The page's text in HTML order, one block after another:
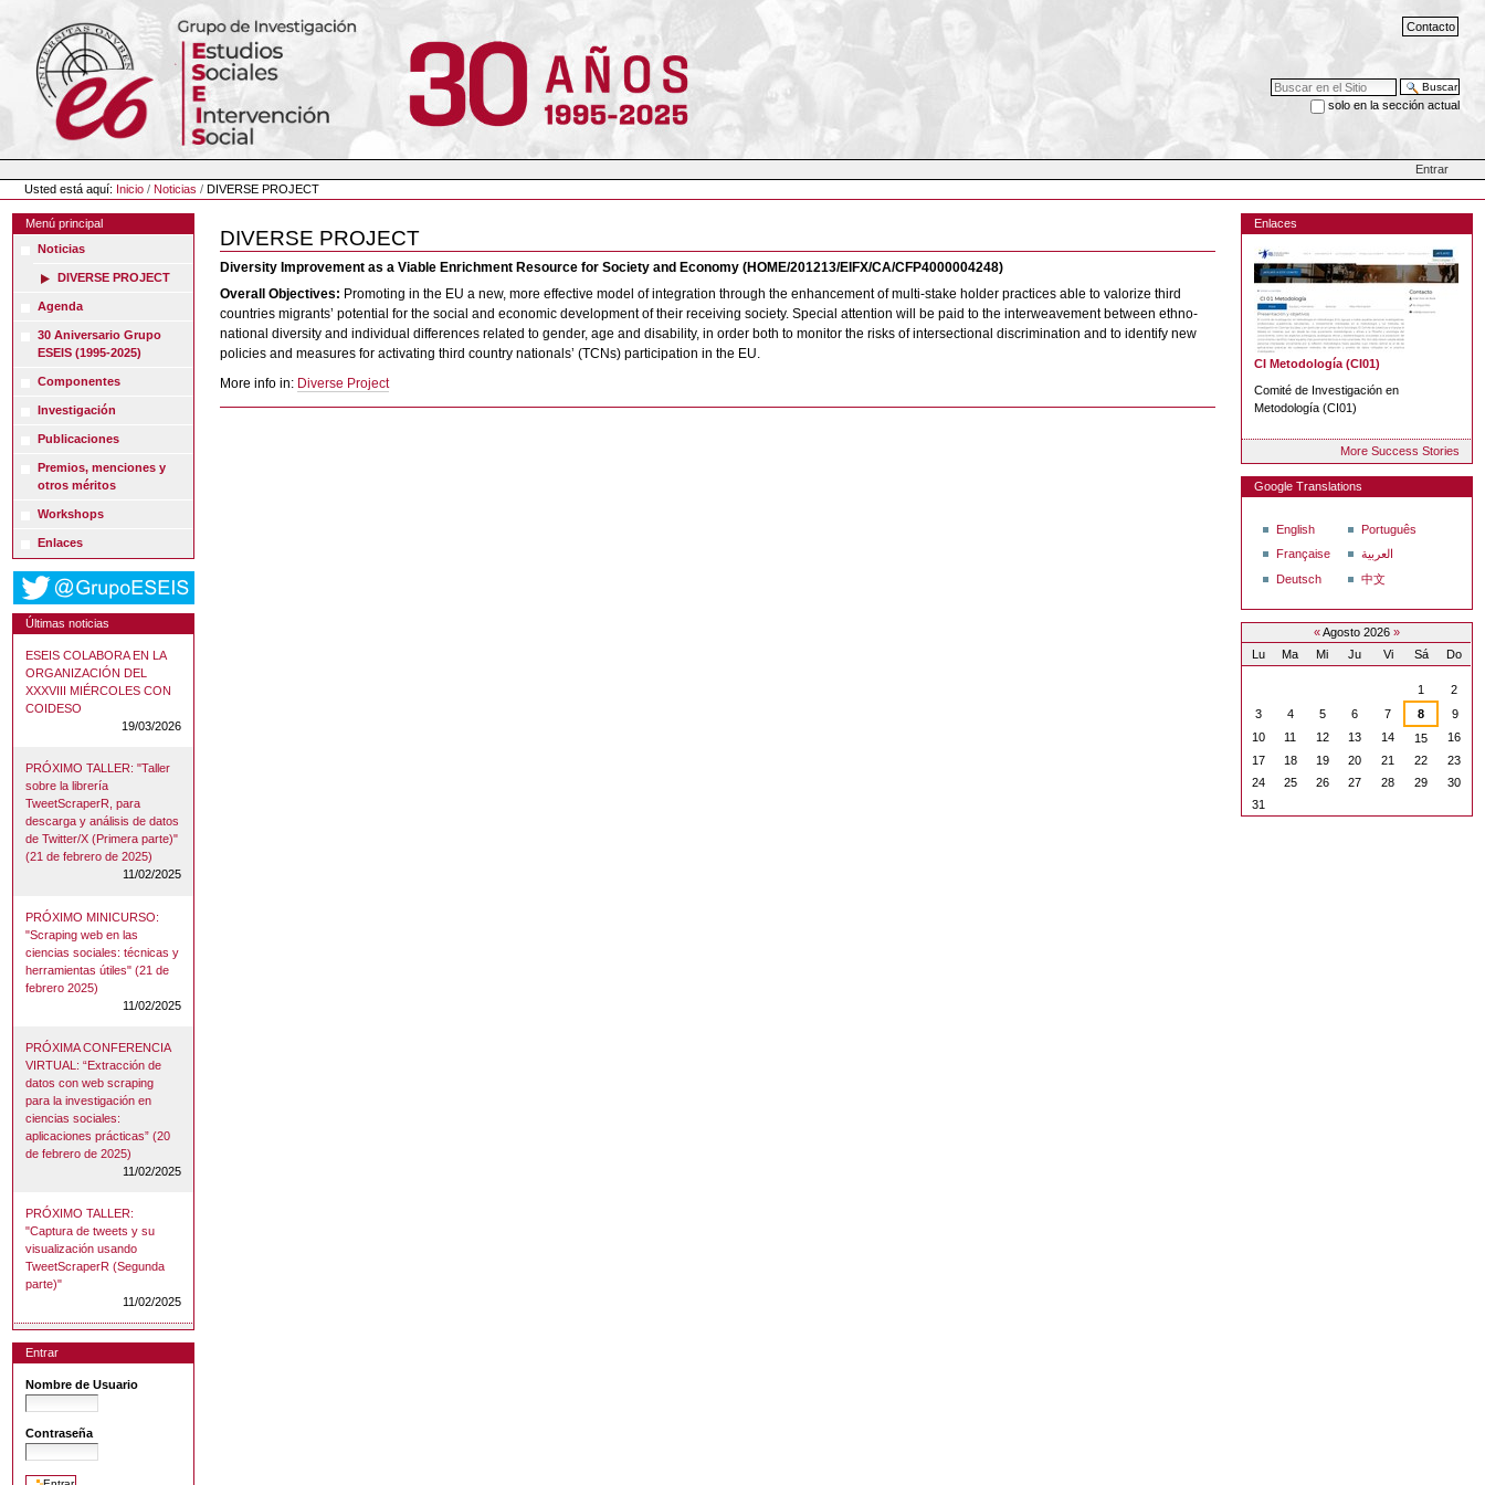
contenido.
navegación
Contacto
Buscar
solo en la sección actual
Herramientas
Personales
Entrar
Usted está aquí: Inicio /Noticias /DIVERSE PROJECT
Menú principal
Noticias
DIVERSE PROJECT
Agenda
30 Aniversario Grupo
ESEIS (1995-2025)
Componentes
Investigación
Publicaciones
Premios, menciones y
otros méritos
Workshops
Enlaces
Últimas noticias
ESEIS COLABORA EN LA
ORGANIZACIÓN DEL
XXXVIII MIÉRCOLES CON
COIDESO
19/03/2026
PRÓXIMO TALLER: "Taller
sobre la librería
TweetScraperR, para
descarga y análisis de datos
de Twitter/X (Primera parte)"
(21 de febrero de 2025)
11/02/2025
PRÓXIMO MINICURSO:
"Scraping web en las
ciencias sociales: técnicas y
herramientas útiles" (21 de
febrero 2025)
11/02/2025
PRÓXIMA CONFERENCIA
VIRTUAL: “Extracción de
datos con web scraping
para la investigación en
ciencias sociales:
aplicaciones prácticas” (20
de febrero de 2025)
11/02/2025
PRÓXIMO TALLER:
"Captura de tweets y su
visualización usando
TweetScraperR (Segunda
parte)"
11/02/2025
Entrar
Nombre de Usuario
Contraseña
DIVERSE PROJECT
Diversity Improvement as a Viable Enrichment Resource for Society and Economy (HOME/201213/EIFX/CA/CFP4000004248)
Overall Objectives: Promoting in the EU a new, more effective model of integration through the enhancement of multi-stake holder practices able to valorize third
countries migrants’ potential for the social and economic development of their receiving society. Special attention will be paid to the interweavement between ethno-
national diversity and individual differences related to gender, age and disability, in order both to monitor the risks of intersectional discrimination and to identify new
policies and measures for activating third country nationals’ (TCNs) participation in the EU.
More info in: Diverse Project
Enlaces
CI Metodología (CI01)
Comité de Investigación en
Metodología (CI01)
More Success Stories
Google Translations
English
Française
Deutsch
Português
العربية
中文
«Agosto 2026 »
Lu Ma Mi Ju Vi Sá Do
1
2
3
4 5 6 7 8
9
10
11 12 13 14 15
16
17
18 19 20 21 22
23
24
25 26 27 28 29
30
31